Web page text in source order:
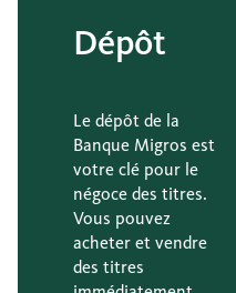
Dépôt
Le dépôt de la
Banque Migros est
votre clé pour le
négoce des titres.
Vous pouvez
acheter et vendre
des titres